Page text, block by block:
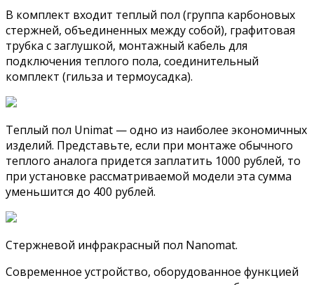
В комплект входит теплый пол (группа карбоновых
стержней, объединенных между собой), графитовая
трубка с заглушкой, монтажный кабель для
подключения теплого пола, соединительный
комплект (гильза и термоусадка).
Теплый пол Unimat — одно из наиболее экономичных
изделий. Представьте, если при монтаже обычного
теплого аналога придется заплатить 1000 рублей, то
при установке рассматриваемой модели эта сумма
уменьшится до 400 рублей.
Стержневой инфракрасный пол Nanomat.
Современное устройство, оборудованное функцией